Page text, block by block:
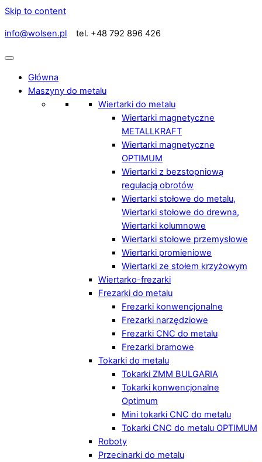
Skip to content
info@wolsen.pl tel. +48 792 896 426
Główna
Maszyny do metalu
Wiertarki do metalu
Wiertarki magnetyczne
METALLKRAFT
Wiertarki magnetyczne
OPTIMUM
Wiertarki z bezstopniową
regulacją obrotów
Wiertarki stołowe do metalu,
Wiertarki stołowe do drewna,
Wiertarki kolumnowe
Wiertarki stołowe przemysłowe
Wiertarki promieniowe
Wiertarki ze stołem krzyżowym
Wiertarko-frezarki
Frezarki do metalu
Frezarki konwencjonalne
Frezarki narzędziowe
Frezarki CNC do metalu
Frezarki bramowe
Tokarki do metalu
Tokarki ZMM BULGARIA
Tokarki konwencjonalne
Optimum
Mini tokarki CNC do metalu
Tokarki CNC do metalu OPTIMUM
Roboty
Przecinarki do metalu